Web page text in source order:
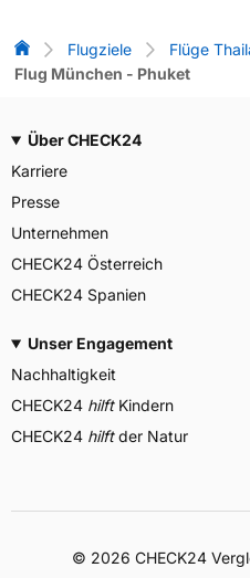
Flug-Vergleich
Flugziele Flüge
Flug München - Phuket
Über CHECK24
Karriere
Presse
Unternehmen
CHECK24 Österreich
CHECK24 Spanien
Unser Engagement
Nachhaltigkeit
CHECK24 hilftKindern
CHECK24 hilftder Natur
© 2026 CHECK24